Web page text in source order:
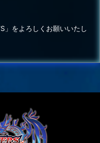
」をよろしくお願いいたし